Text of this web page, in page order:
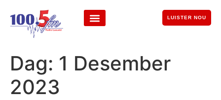
LUISTER NOU
Dag: 1 Desember
2023